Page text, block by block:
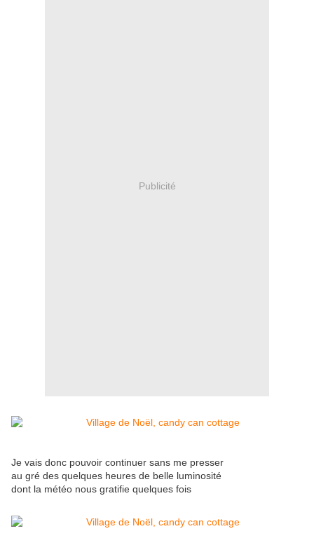
Publicité
Je vais donc pouvoir continuer sans me presser
au gré des quelques heures de belle luminosité
dont la météo nous gratifie quelques fois